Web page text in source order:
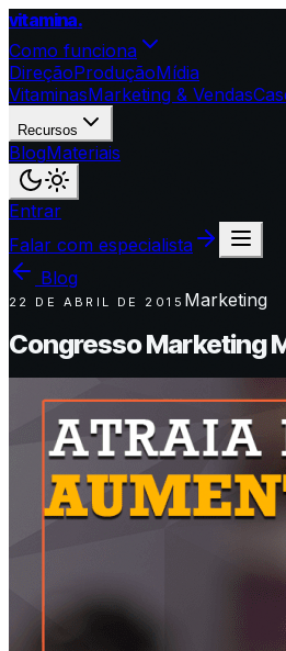
vitamina.
Como funciona
DireçãoProduçãoMídia
VitaminasMarketing & Vendas
Recursos
BlogMateriais
Entrar
Falar com especialista
Blog
22 DE ABRIL DE 2015 Marketing
Congresso Marketing